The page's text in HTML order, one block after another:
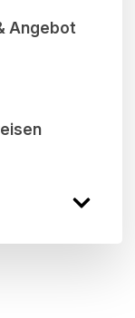
Angebot